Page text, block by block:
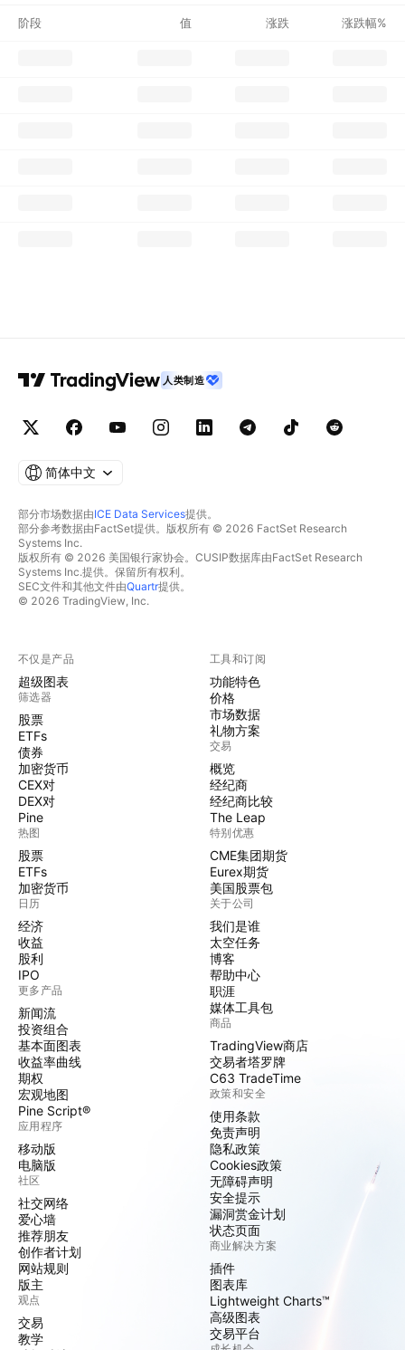
阶段 值 涨跌 涨跌幅%
人类制造
简体中文
部分市场数据由ICE Data Services提供。
部分参考数据由FactSet提供。版权所有 © 2026 FactSet Research
Systems Inc.
版权所有 © 2026 美国银行家协会。CUSIP数据库由FactSet Research
Systems Inc.提供。保留所有权利。
SEC文件和其他文件由Quartr提供。
© 2026 TradingView, Inc.
不仅是产品
超级图表
筛选器
股票
ETFs
债券
加密货币
CEX对
DEX对
Pine
热图
股票
ETFs
加密货币
日历
经济
收益
股利
IPO
更多产品
新闻流
投资组合
基本面图表
收益率曲线
期权
宏观地图
Pine Script®
应用程序
移动版
电脑版
社区
社交网络
爱心墙
推荐朋友
创作者计划
网站规则
版主
观点
交易
教学
工具和订阅
功能特色
价格
市场数据
礼物方案
交易
概览
经纪商
经纪商比较
The Leap
特别优惠
CME集团期货
Eurex期货
美国股票包
关于公司
我们是谁
太空任务
博客
帮助中心
职涯
媒体工具包
商品
TradingView商店
交易者塔罗牌
C63 TradeTime
政策和安全
使用条款
免责声明
隐私政策
Cookies政策
无障碍声明
安全提示
漏洞赏金计划
状态页面
商业解决方案
插件
图表库
Lightweight Charts™
高级图表
交易平台